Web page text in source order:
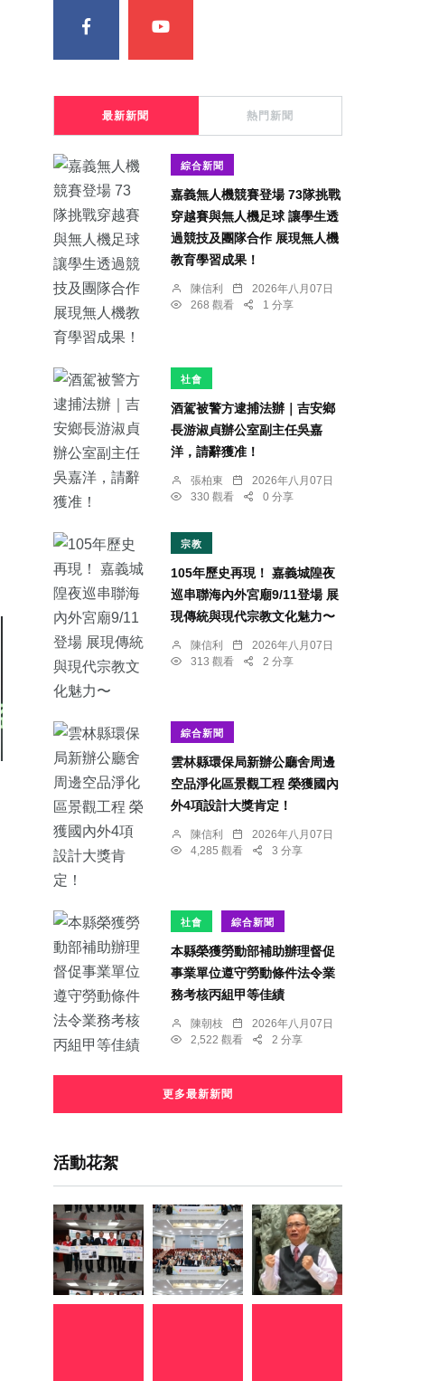
最新新聞 熱門新聞
綜合新聞
嘉義無人機競賽登場 73隊挑戰
穿越賽與無人機足球 讓學生透
過競技及團隊合作 展現無人機
教育學習成果！
陳信利
2026年八月07日
268 觀看
1 分享
社會
酒駕被警方逮捕法辦｜吉安鄉
長游淑貞辦公室副主任吳嘉
洋，請辭獲准！
張柏東
2026年八月07日
330 觀看
0 分享
宗教
105年歷史再現！ 嘉義城隍夜
巡串聯海內外宮廟9/11登場 展
現傳統與現代宗教文化魅力〜
陳信利
2026年八月07日
313 觀看
2 分享
綜合新聞
雲林縣環保局新辦公廳舍周邊
空品淨化區景觀工程 榮獲國內
外4項設計大獎肯定！
陳信利
2026年八月07日
4,285 觀看
3 分享
社會 綜合新聞
本縣榮獲勞動部補助辦理督促
事業單位遵守勞動條件法令業
務考核丙組甲等佳績
陳朝枝
2026年八月07日
2,522 觀看
2 分享
更多最新新聞
活動花絮